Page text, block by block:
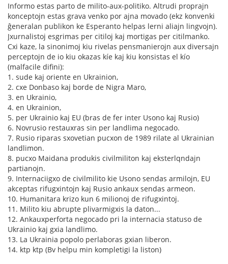
Informo estas parto de milito-aux-politiko. Altrudi proprajn
konceptojn estas grava venko por ajna movado (ekz konvenki
ĝeneralan publikon ke Esperanto helpas lerni aliajn lingvojn).
Jxurnalistoj esgrimas per citiloj kaj mortigas per citilmanko.
Cxi kaze, la sinonimoj kiu rivelas pensmanierojn aux diversajn
perceptojn de io kiu okazas kíe kaj kiu konsistas el kío
(malfacile difini):
1. sude kaj oriente en Ukrainion,
2. cxe Donbaso kaj borde de Nigra Maro,
3. en Ukrainio,
4. en Ukrainion,
5. per Ukrainio kaj EU (bras de fer inter Usono kaj Rusio)
6. Novrusio restauxras sin per landlima negocado.
7. Rusio riparas sxovetian pucxon de 1989 rilate al Ukrainian
landlimon.
8. pucxo Maidana produkis civilmiliton kaj eksterlqndajn
partianojn.
9. Internaciigxo de civilmilito kie Usono sendas armilojn, EU
akceptas rifugxintojn kaj Rusio ankaux sendas armeon.
10. Humanitara krizo kun 6 milionoj de rifugxintoj.
11. Milito kiu abrupte plivarmigxis la daton...
12. Ankauxperforta negocado pri la internacia statuso de
Ukrainio kaj gxia landlimo.
13. La Ukrainia popolo perlaboras gxian liberon.
14. ktp ktp (Bv helpu min kompletigi la liston)